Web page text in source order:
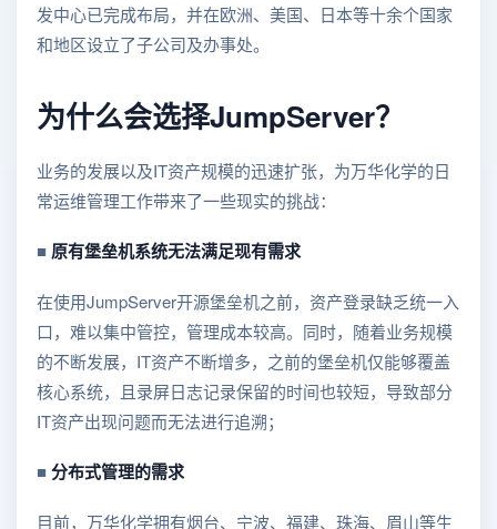
发中心已完成布局，并在欧洲、美国、日本等十余个国家
和地区设立了子公司及办事处。
为什么会选择JumpServer？
业务的发展以及IT资产规模的迅速扩张，为万华化学的日
常运维管理工作带来了一些现实的挑战：
■ 原有堡垒机系统无法满足现有需求
在使用JumpServer开源堡垒机之前，资产登录缺乏统一入
口，难以集中管控，管理成本较高。同时，随着业务规模
的不断发展，IT资产不断增多，之前的堡垒机仅能够覆盖
核心系统，且录屏日志记录保留的时间也较短，导致部分
IT资产出现问题而无法进行追溯；
■分布式管理的需求
目前，万华化学拥有烟台、宁波、福建、珠海、眉山等生